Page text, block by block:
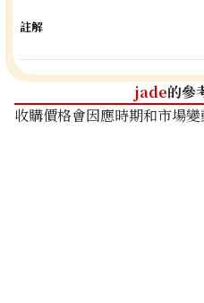
註解
jade的參
收購價格會因應時期和市場